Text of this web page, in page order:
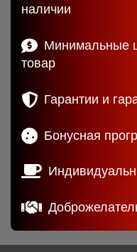
наличии
Минимальные
товар
Гарантии и
Бонусная